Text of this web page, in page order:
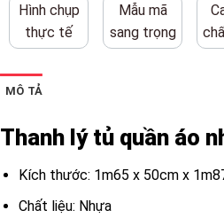
Hình chụp
thực tế
Mẫu mã
sang trọng
MÔ TẢ
Thanh lý tủ quần áo
Kích thước: 1m65 x 50cm x
Chất liệu: Nhựa